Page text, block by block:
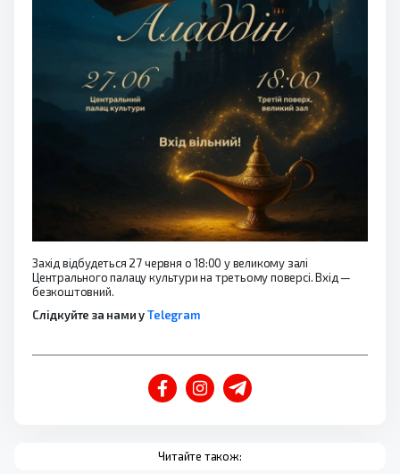
Захід відбудеться 27 червня о 18:00 у великому залі
Центрального палацу культури на третьому поверсі. Вхід —
безкоштовний.
Слідкуйте за нами уTelegram
Читайте також: